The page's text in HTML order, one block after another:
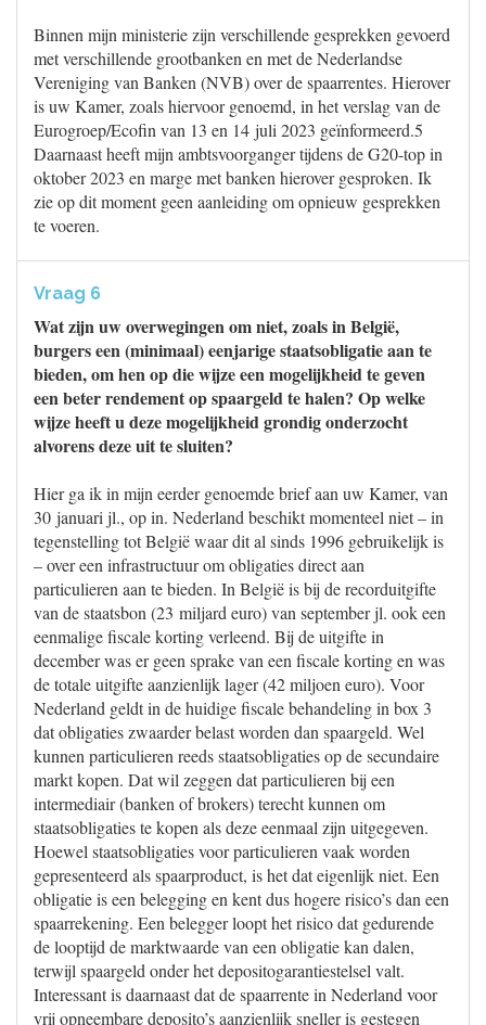
Binnen mijn ministerie zijn verschillende gesprekken gevoerd
met verschillende grootbanken en met de Nederlandse
Vereniging van Banken (NVB) over de spaarrentes. Hierover
is uw Kamer, zoals hiervoor genoemd, in het verslag van de
Eurogroep/Ecofin van 13 en 14 juli 2023 geïnformeerd.5
Daarnaast heeft mijn ambtsvoorganger tijdens de G20-top in
oktober 2023 en marge met banken hierover gesproken. Ik
zie op dit moment geen aanleiding om opnieuw gesprekken
te voeren.
Vraag 6
Wat zijn uw overwegingen om niet, zoals in België,
burgers een (minimaal) eenjarige staatsobligatie aan te
bieden, om hen op die wijze een mogelijkheid te geven
een beter rendement op spaargeld te halen? Op welke
wijze heeft u deze mogelijkheid grondig onderzocht
alvorens deze uit te sluiten?
Hier ga ik in mijn eerder genoemde brief aan uw Kamer, van
30 januari jl., op in. Nederland beschikt momenteel niet – in
tegenstelling tot België waar dit al sinds 1996 gebruikelijk is
– over een infrastructuur om obligaties direct aan
particulieren aan te bieden. In België is bij de recorduitgifte
van de staatsbon (23 miljard euro) van september jl. ook een
eenmalige fiscale korting verleend. Bij de uitgifte in
december was er geen sprake van een fiscale korting en was
de totale uitgifte aanzienlijk lager (42 miljoen euro). Voor
Nederland geldt in de huidige fiscale behandeling in box 3
dat obligaties zwaarder belast worden dan spaargeld. Wel
kunnen particulieren reeds staatsobligaties op de secundaire
markt kopen. Dat wil zeggen dat particulieren bij een
intermediair (banken of brokers) terecht kunnen om
staatsobligaties te kopen als deze eenmaal zijn uitgegeven.
Hoewel staatsobligaties voor particulieren vaak worden
gepresenteerd als spaarproduct, is het dat eigenlijk niet. Een
obligatie is een belegging en kent dus hogere risico’s dan een
spaarrekening. Een belegger loopt het risico dat gedurende
de looptijd de marktwaarde van een obligatie kan dalen,
terwijl spaargeld onder het depositogarantiestelsel valt.
Interessant is daarnaast dat de spaarrente in Nederland voor
vrij opneembare deposito’s aanzienlijk sneller is gestegen